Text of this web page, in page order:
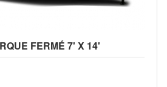
FERMÉ 7' X 14'